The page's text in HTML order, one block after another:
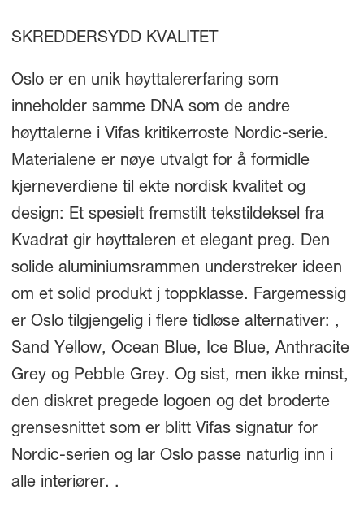
SKREDDERSYDD KVALITET
Oslo er en unik høyttalererfaring som
inneholder samme DNA som de andre
høyttalerne i Vifas kritikerroste Nordic-serie.
Materialene er nøye utvalgt for å formidle
kjerneverdiene til ekte nordisk kvalitet og
design: Et spesielt fremstilt tekstildeksel fra
Kvadrat gir høyttaleren et elegant preg. Den
solide aluminiumsrammen understreker ideen
om et solid produkt j toppklasse. Fargemessig
er Oslo tilgjengelig i flere tidløse alternativer: ,
Sand Yellow, Ocean Blue, Ice Blue, Anthracite
Grey og Pebble Grey. Og sist, men ikke minst,
den diskret pregede logoen og det broderte
grensesnittet som er blitt Vifas signatur for
Nordic-serien og lar Oslo passe naturlig inn i
alle interiører. .